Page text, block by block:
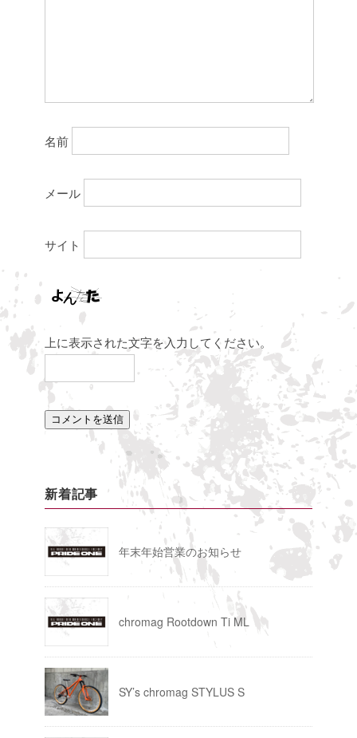
名前
メール
サイト
上に表示された文字を入力してください。
新着記事
年末年始営業のお知らせ
chromag Rootdown Ti ML
SY’s chromag STYLUS S